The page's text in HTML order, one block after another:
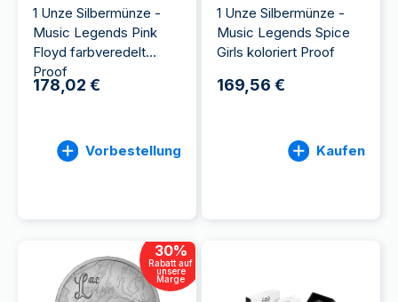
1 Unze Silbermünze -
Music Legends Pink
Floyd farbveredelt
Proof
178,02 €
Vorbestellung
1 Unze Silbermünze -
Music Legends Spice
Girls koloriert Proof
169,56 €
Kaufen
30%
Rabatt auf
unsere
Marge